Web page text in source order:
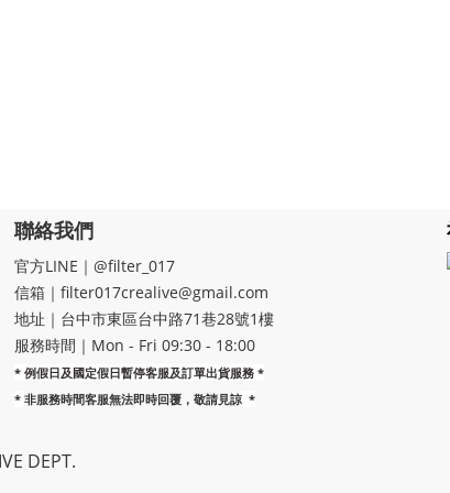
聯絡我們
官方LINE｜@filter_017
信箱｜filter017crealive@gmail.com
地址｜​台中市東區台中路71巷28號1樓
服務時間｜Mon - Fri 09:30 - 18:00
* 例假日及國定假日暫停客服及訂單出貨服務 *
* 非服務時間客服無法即時回覆，敬請見諒 *
DEPT.